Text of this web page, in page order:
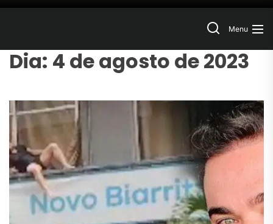
SearchMenu
Dia: 4 de agosto de 2023